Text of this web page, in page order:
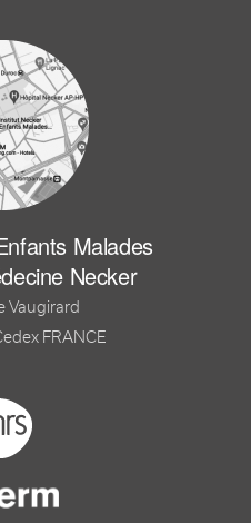
Malades
Necker
Vaugirard
FRANCE